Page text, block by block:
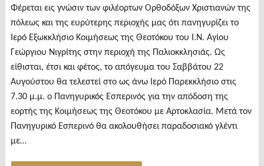
Φέρεται εις γνώσιν των φιλέορτων Ορθοδόξων Χριστιανών της
πόλεως και της ευρύτερης περιοχής μας ότι πανηγυρίζει το
Ιερό Εξωκκλήσιο Κοιμήσεως της Θεοτόκου του Ι.Ν. Αγίου
Γεώργιου Νιγρίτης στην περιοχή της Παλιοκκλησιάς. Ως
είθισται, έτσι και φέτος, το απόγευμα του Σαββάτου 22
Αυγούστου θα τελεστεί στο ως άνω Ιερό Παρεκκλήσιο στις
7.30 μ.μ. ο Πανηγυρικός Εσπερινός για την απόδοση της
εορτής της Κοιμήσεως της Θεοτόκου με Αρτοκλασία. Μετά τον
Πανηγυρικό Εσπερινό θα ακολουθήσει παραδοσιακό γλέντι
με…